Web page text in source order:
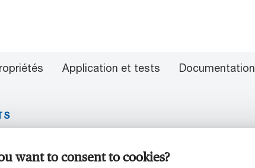
want to consent to cookies?
Application et tests Documentation